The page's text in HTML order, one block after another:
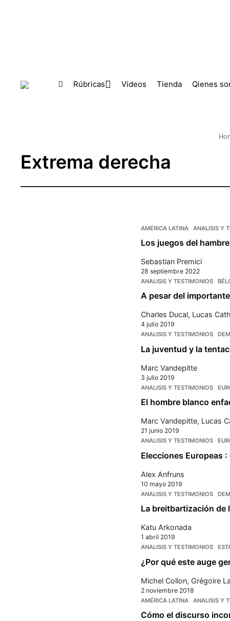
Rúbricas Videos Tienda Qienes
Extrema derecha
AMÉRICA LATINA ANALISIS Y
Los juegos del hambre
Sebastian Premici
28 septiembre 2022
ANALISIS Y TESTIMONIOS
A pesar del
Charles Ducal, Lucas
4 julio 2019
ANALISIS Y TESTIMONIOS
La juventud y la
Marc Vandepitte
3 julio 2019
ANALISIS Y TESTIMONIOS
El hombre blanco
Marc Vandepitte, Lucas
21 junio 2019
ANALISIS Y TESTIMONIOS
Elecciones Europeas
Alex Anfruns
10 mayo 2019
ANALISIS Y TESTIMONIOS
La breitbartización de
Katu Arkonada
1 abril 2019
ANALISIS Y TESTIMONIOS
¿Por qué este auge
Michel Collon,Grégoire
2 noviembre 2018
AMÉRICA LATINA ANALISIS Y
Cómo el discurso